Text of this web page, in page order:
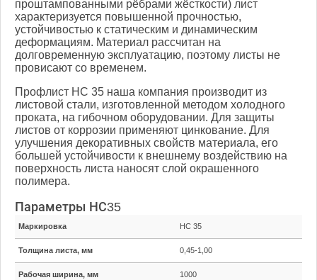
проштампованными рёбрами жёсткости) лист
характеризуется повышенной прочностью,
устойчивостью к статическим и динамическим
деформациям. Материал рассчитан на
долговременную эксплуатацию, поэтому листы не
провисают со временем.
Профлист НС 35 наша компания производит из
листовой стали, изготовленной методом холодного
проката, на гибочном оборудовании. Для защиты
листов от коррозии применяют цинкование. Для
улучшения декоративных свойств материала, его
большей устойчивости к внешнему воздействию на
поверхность листа наносят слой окрашенного
полимера.
Параметры НС35
Маркировка НС 35
Толщина листа, мм 0,45-1,00
Рабочая ширина, мм 1000